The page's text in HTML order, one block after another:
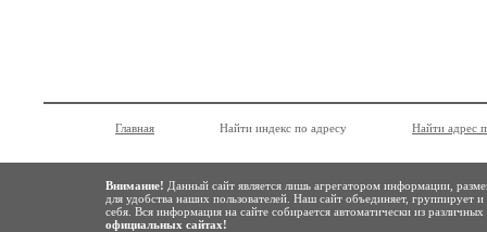
Главная Найти индекс по адресу Найти адрес
Внимание! Данный сайт является лишь агрегатором информации,
для удобства наших пользователей. Наш сайт объединяет,
себя. Вся информация на сайте собирается автоматически из
официальных сайтах!